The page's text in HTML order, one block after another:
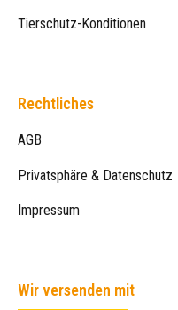
Tierschutz-Konditionen
Rechtliches
AGB
Privatsphäre & Datenschutz
Impressum
Wir versenden mit